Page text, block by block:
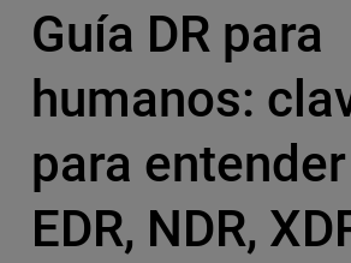
Guía DR para
humanos:
para entender
EDR, NDR,